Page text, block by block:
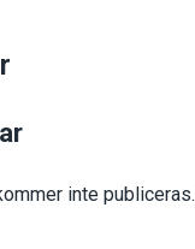
inte publiceras.